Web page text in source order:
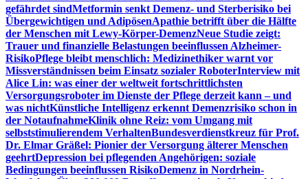
gefährdet sindMetformin senkt Demenz- und Sterberisiko bei
Übergewichtigen und AdipösenApathie betrifft über die Hälfte
der Menschen mit Lewy-Körper-DemenzNeue Studie zeigt:
Trauer und finanzielle Belastungen beeinflussen Alzheimer-
RisikoPflege bleibt menschlich: Medizinethiker warnt vor
Missverständnissen beim Einsatz sozialer RoboterInterview mit
Alice Lin: was einer der weltweit fortschrittlichsten
Versorgungsroboter im Dienste der Pflege derzeit kann – und
was nichtKünstliche Intelligenz erkennt Demenzrisiko schon in
der NotaufnahmeKlinik ohne Reiz: vom Umgang mit
selbststimulierendem VerhaltenBundesverdienstkreuz für Prof.
Dr. Elmar Gräßel: Pionier der Versorgung älterer Menschen
geehrtDepression bei pflegenden Angehörigen: soziale
Bedingungen beeinflussen RisikoDemenz in Nordrhein-